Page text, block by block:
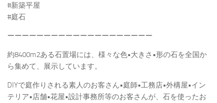
#新築平屋
#庭石
ーーーーーーーーーーーーーーーーーーーー
約8400m2ある石置場には、様々な色•大きさ•形の石を全国か
ら集めて、展示しています。
DIYで庭作りされる素人のお客さん•庭師•工務店•外構屋•イン
テリア•店舗•花屋•設計事務所等のお客さんが、石を使ったお